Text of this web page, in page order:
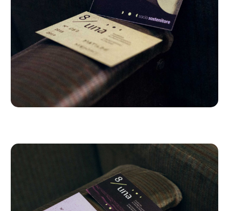
Che dici,
collaboriamo?
Sì, vi scrivo!